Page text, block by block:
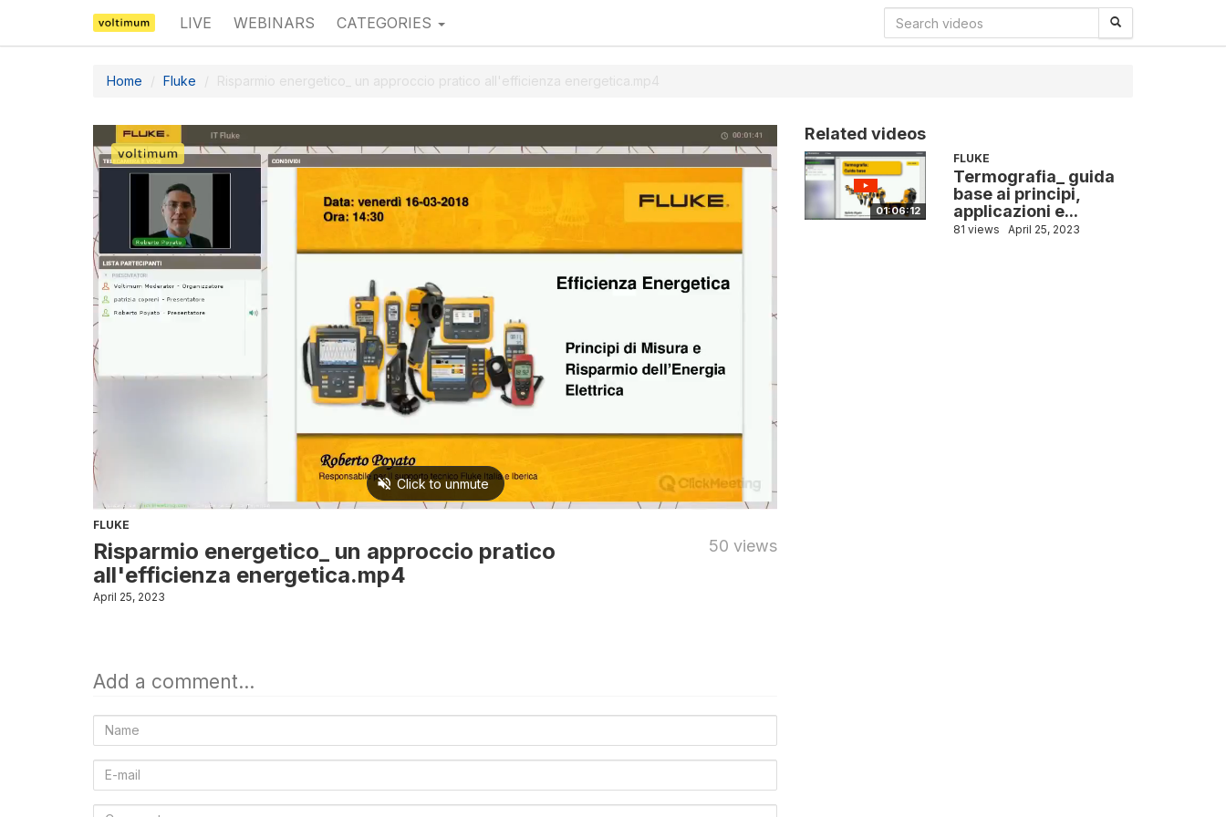
LIVE WEBINARS CATEGORIES
Home Fluke Risparmio energetico_ un approccio pratico all'efficienza energetica.mp4
FLUKE
Risparmio energetico_ un approccio pratico
all'efficienza energetica.mp4
50 views
April 25, 2023
Add a comment...
Name
E-
Comment
Related videos
01:06:12
FLUKE
Termografia_ guida
base ai principi,
applicazioni e...
81 views April 25, 2023